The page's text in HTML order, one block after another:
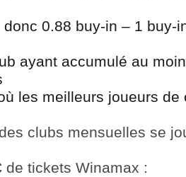
0.88 buy-in – 1 buy-
ayant accumulé au
les meilleurs joueurs
clubs mensuelles se
de tickets Winamax :